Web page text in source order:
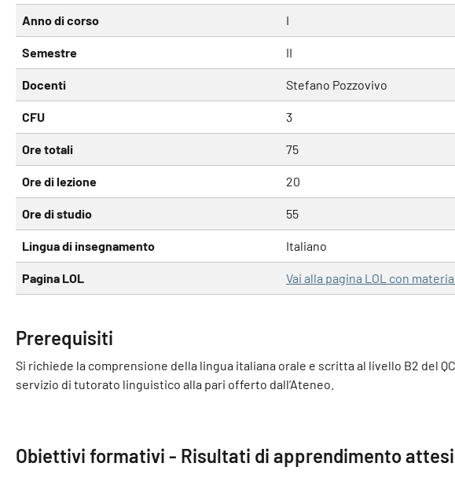
Anno di corso I
Semestre II
Docenti Stefano Pozzovivo
CFU 3
Ore totali 75
Ore di lezione 20
Ore di studio 55
Lingua di insegnamento Italiano
Pagina LOL Vai alla pagina LOL con
Prerequisiti
Si richiede la comprensione della lingua italiana orale e scritta al livello B2 del
servizio di tutorato linguistico alla pari offerto dall’Ateneo.
Obiettivi formativi - Risultati di apprendimento attesi